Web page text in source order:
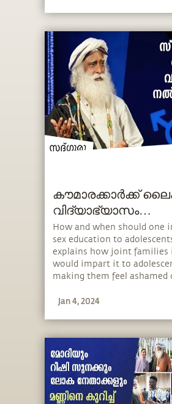
കൗമാരക്കാർക്ക്
വിദ്യാഭ്യാസം
നൽകേണ്ടതിന്റെ
പ്രാധാന്യം Sex
Teenssex-
How and when should one
sex education to
explains how joint families
would impart it to
making them feel ashamed
it in today’s day and age. He
Jan 4, 2024